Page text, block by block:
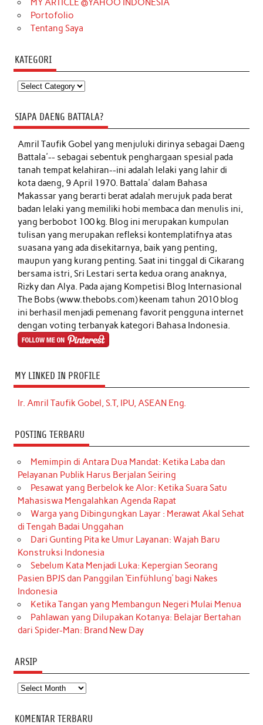
MY ARTICLE @YAHOO INDONESIA
Portofolio
Tentang Saya
KATEGORI
Kategori
SIAPA DAENG BATTALA?
Amril Taufik Gobelyang menjuluki dirinya sebagai Daeng
Battala'-- sebagai sebentuk penghargaan spesial pada
tanah tempat kelahiran--ini adalah lelaki yang lahir di
kota daeng, 9 April 1970. Battala' dalam Bahasa
Makassar yang berarti berat adalah merujuk pada berat
badan lelaki yang memiliki hobi membaca dan menulis ini,
yang berbobot 100 kg. Blog ini merupakan kumpulan
tulisan yang merupakan refleksi kontemplatifnya atas
suasana yang ada disekitarnya, baik yang penting,
maupun yang kurang penting. Saat ini tinggal di Cikarang
bersama istri, Sri Lestari serta kedua orang anaknya,
Rizky dan Alya. Pada ajang Kompetisi Blog Internasional
The Bobs (www.thebobs.com) keenam tahun 2010 blog
ini berhasil menjadi pemenang favorit pengguna internet
dengan voting terbanyak kategori Bahasa Indonesia.
MY LINKED IN PROFILE
Ir. Amril Taufik Gobel, S.T, IPU, ASEAN Eng.
POSTING TERBARU
Memimpin di Antara Dua Mandat: Ketika Laba dan
Pelayanan Publik Harus Berjalan Seiring
Pesawat yang Berbelok ke Alor: Ketika Suara Satu
Mahasiswa Mengalahkan Agenda Rapat
Warga yang Dibingungkan Layar : Merawat Akal Sehat
di Tengah Badai Unggahan
Dari Gunting Pita ke Umur Layanan: Wajah Baru
Konstruksi Indonesia
Sebelum Kata Menjadi Luka: Kepergian Seorang
Pasien BPJS dan Panggilan ‘Einfühlung’ bagi Nakes
Indonesia
Ketika Tangan yang Membangun Negeri Mulai Menua
Pahlawan yang Dilupakan Kotanya: Belajar Bertahan
dari Spider-Man: Brand New Day
ARSIP
Arsip
KOMENTAR TERBARU